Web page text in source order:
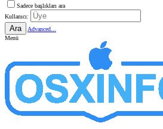
Sadece başlıkları ara
Kullanıcı:
Ara
Advanced...
Menü